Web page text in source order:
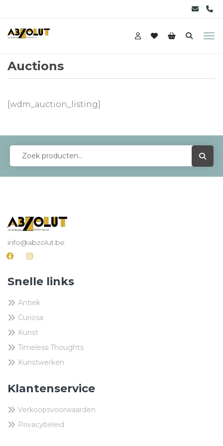
Auctions
[wdm_auction_listing]
info@abzolut.be
Snelle links
Antiek
Curiosa
Kunst
Timeless Thoughts
Kunstwerken
Klantenservice
Verkoopsvoorwaarden
Privacybeleid